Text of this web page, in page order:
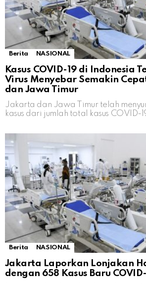
Berita NASIONAL
Kasus COVID-19 di Indonesia
Virus Menyebar Semakin
dan Jawa Timur
Jakarta dan Jawa Timur telah
kasus dari jumlah total kasus COVID-
Berita NASIONAL
Jakarta Laporkan Lonjakan
dengan 658 Kasus Baru